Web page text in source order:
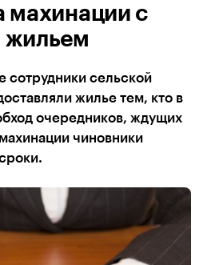
махинации с
жильем
сотрудники сельской
жилье тем, кто в
очередников, ждущих
чиновники